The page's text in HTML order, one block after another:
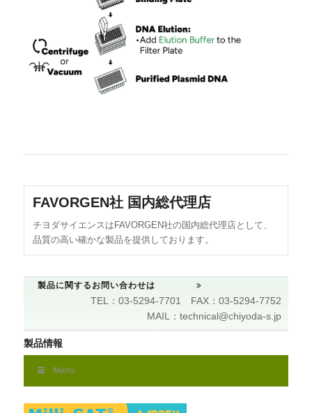
FAVORGEN社 国内総代理店
チヨダサイエンスはFAVORGEN社の国内総代理店として、
品質の高い確かな製品を提供しております。
製品に関するお問い合わせは
TEL：03-5294-7701 FAX：03-5294-7752
MAIL：technical@chiyoda-s.jp
製品情報
Menu